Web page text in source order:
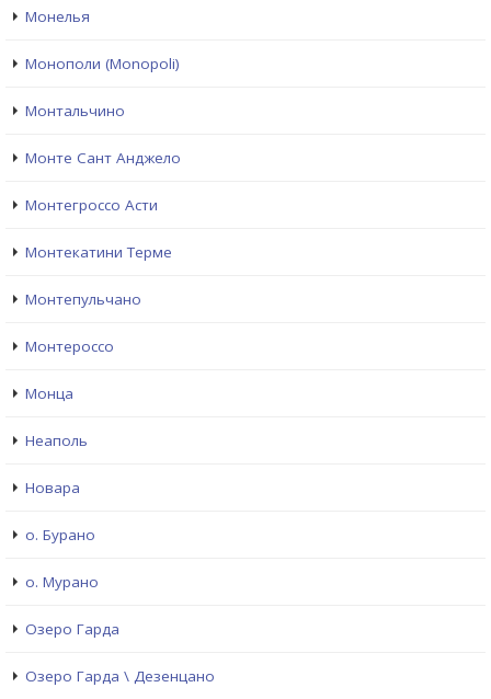
Монелья
Монополи (Monopoli)
Монтальчино
Монте Сант Анджело
Монтегроссо Асти
Монтекатини Терме
Монтепульчано
Монтероссо
Монца
Неаполь
Новара
о. Бурано
о. Мурано
Озеро Гарда
Озеро Гарда \ Дезенцано